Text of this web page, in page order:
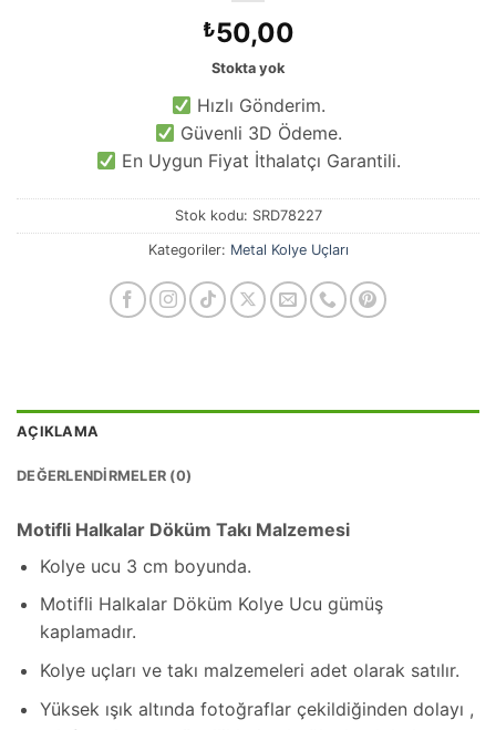
₺50,00
Stokta yok
Hızlı Gönderim.
Güvenli 3D Ödeme.
En Uygun Fiyat İthalatçı Garantili.
Stok kodu: SRD78227
Kategoriler: Metal Kolye Uçları
AÇIKLAMA
DEĞERLENDIRMELER (0)
Motifli Halkalar Döküm Takı Malzemesi
Kolye ucu 3 cm boyunda.
Motifli Halkalar Döküm Kolye Ucu gümüş
kaplamadır.
Kolye uçları ve takı malzemeleri adet olarak satılır.
Yüksek ışık altında fotoğraflar çekildiğinden dolayı ,